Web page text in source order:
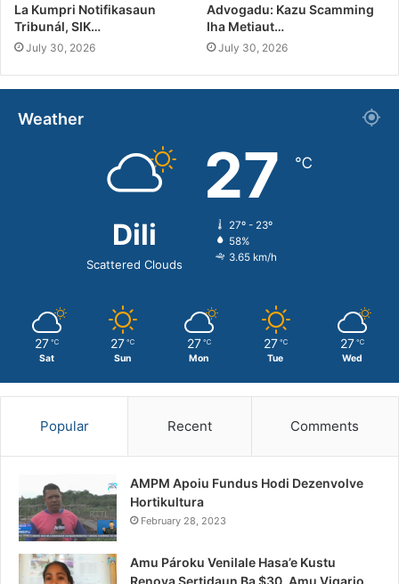
La Kumpri Notifikasaun
Tribunál, SIK…
July 30, 2026
Advogadu: Kazu Scamming
Iha Metiaut…
July 30, 2026
Weather
Dili
Scattered Clouds
27 ℃
27º - 23º
58%
3.65 km/h
27 ℃
Sat
27 ℃
Sun
27 ℃
Mon
27 ℃
Tue
27 ℃
Wed
Popular Recent Comments
AMPM Apoiu Fundus Hodi Dezenvolve
Hortikultura
February 28, 2023
Amu Pároku Venilale Hasa’e Kustu
Renova Sertidaun Ba $30, Amu Vigario